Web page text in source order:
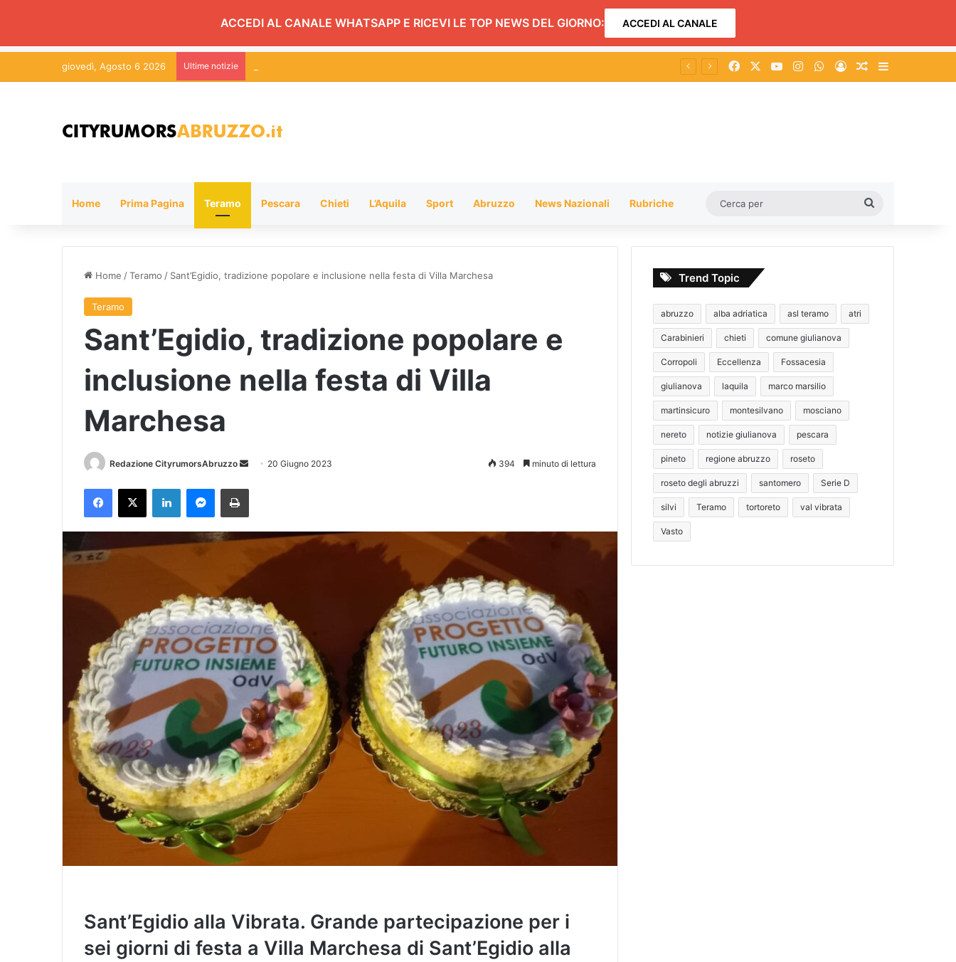
ACCEDI AL CANALE WHATSAPP E RICEVI LE TOP NEWS DEL GIORNO: ACCEDI AL CANALE
giovedì, Agosto 6 2026 Ultime notizie Facebook You TubeInstagramWhatsApp
AccediUn articolo a
Home Prima Pagina Teramo Pescara Chieti L’Aquila Sport Abruzzo News Nazionali Rubriche
Home /Teramo / Sant’Egidio, tradizione popolare e inclusione nella festa di Villa Marchesa
Teramo
Sant’Egidio, tradizione popolare e
inclusione nella festa di Villa
Marchesa
Redazione CityrumorsAbruzzo
i
a
e
m
a
i
l
20 Giugno 2023 394 minuto di lettura
Sant’Egidio alla Vibrata. Grande partecipazione per i
sei giorni di festa a Villa Marchesa di Sant’Egidio alla
Trend Topic
abruzzo alba adriatica asl teramo atri
Carabinieri chieti comune giulianova
Corropoli Eccellenza Fossacesia
giulianova laquila marco marsilio
martinsicuro montesilvano mosciano
nereto notizie giulianova pescara
pineto regione abruzzo roseto
roseto degli abruzzi santomero Serie D
silvi Teramo tortoreto val vibrata
Vasto